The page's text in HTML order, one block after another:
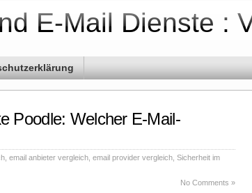
E-Mail Dienste :
Poodle: Welcher E-Mail-
email anbieter vergleich email provider vergleich Sicherheit im
No Comments »